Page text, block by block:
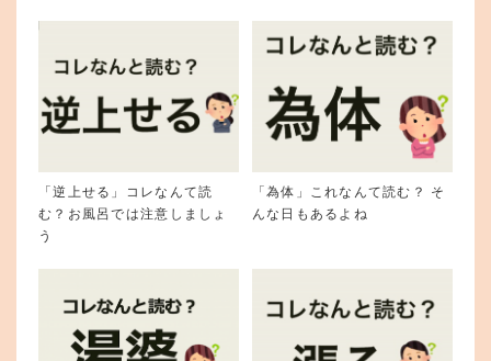
「逆上せる」コレなんて読
む？お風呂では注意しましょ
う
「為体」これなんて読む？ そ
んな日もあるよね